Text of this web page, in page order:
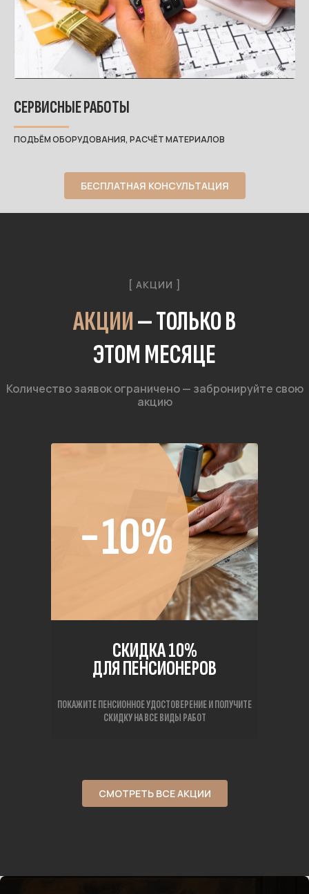
СЕРВИСНЫЕ РАБОТЫ
ПОДЪЁМ ОБОРУДОВАНИЯ, РАСЧЁТ МАТЕРИАЛОВ
БЕСПЛАТНАЯ КОНСУЛЬТАЦИЯ
[ АКЦИИ ]
АКЦИИ— ТОЛЬКО В
ЭТОМ МЕСЯЦЕ
Количество заявок ограничено — забронируйте свою
акцию
−10%
СКИДКА 10%
ДЛЯ ПЕНСИОНЕРОВ
ПОКАЖИТЕ ПЕНСИОННОЕ УДОСТОВЕРЕНИЕ И ПОЛУЧИТЕ
СКИДКУ НА ВСЕ ВИДЫ РАБОТ
СМОТРЕТЬ ВСЕ АКЦИИ